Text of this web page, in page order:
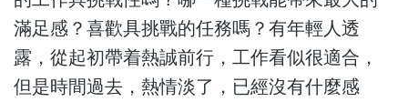
滿足感？喜歡具挑戰的任務嗎？有年輕人透
露，從起初帶着熱誠前行，工作看似很適合，
但是時間過去，熱情淡了，已經沒有什麼感